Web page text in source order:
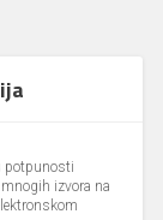
potpunosti
izvora na